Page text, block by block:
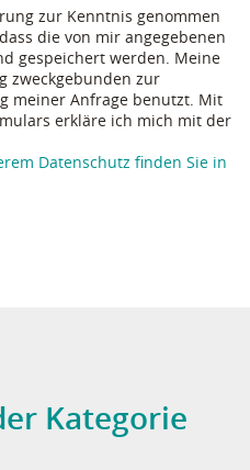
zur Kenntnis genommen
die von mir angegebenen
gespeichert werden. Meine
zweckgebunden zur
meiner Anfrage benutzt. Mit
erkläre ich mich mit der
Datenschutz finden Sie in
Kategorie